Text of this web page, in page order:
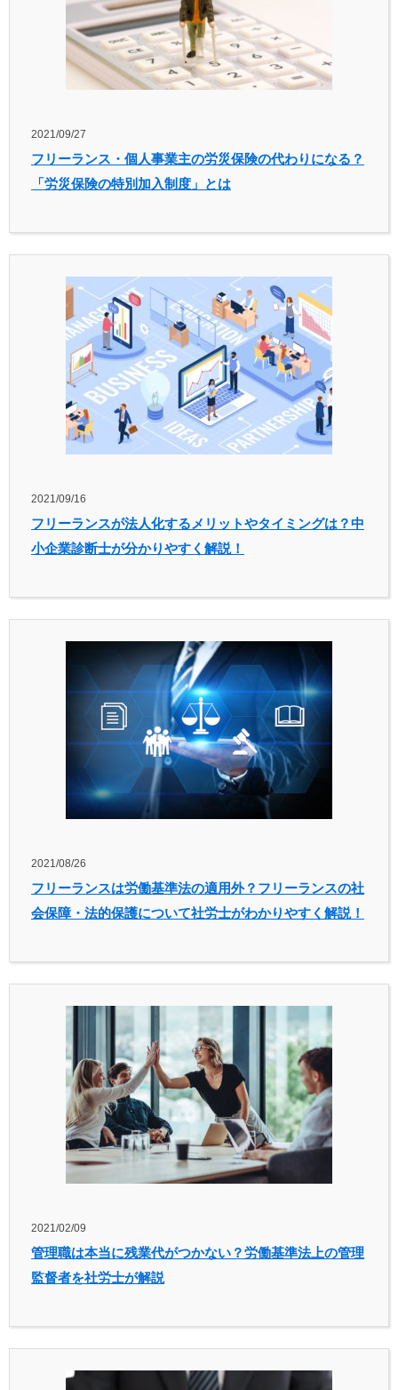
2021/09/27
フリーランス・個人事業主の労災保険の代わりになる？
「労災保険の特別加入制度」とは
2021/09/16
フリーランスが法人化するメリットやタイミングは？中
小企業診断士が分かりやすく解説！
2021/08/26
フリーランスは労働基準法の適用外？フリーランスの社
会保障・法的保護について社労士がわかりやすく解説！
2021/02/09
管理職は本当に残業代がつかない？労働基準法上の管理
監督者を社労士が解説